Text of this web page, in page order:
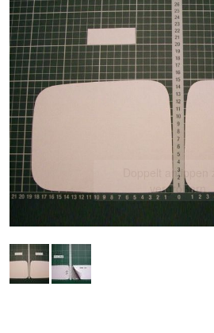
Doppelt antippen
vergrößern